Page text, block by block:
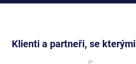
Klienti a partneři, se